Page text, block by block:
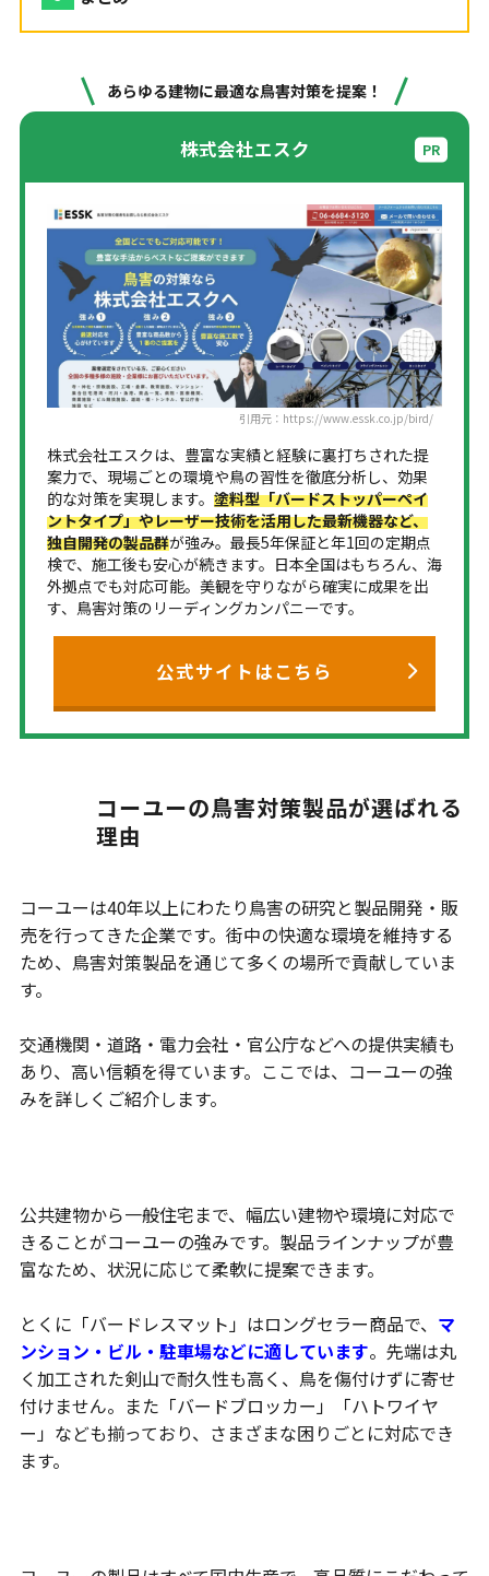
あらゆる建物に最適な鳥害対策を提案！
株式会社エスク
引用元：https://www.essk.co.jp/bird/
株式会社エスクは、豊富な実績と経験に裏打ちされた提
案力で、現場ごとの環境や鳥の習性を徹底分析し、効果
的な対策を実現します。 塗料型「バードストッパーペイ
ントタイプ」やレーザー技術を活用した最新機器など、
独自開発の製品群が強み。最長5年保証と年1回の定期点
検で、施工後も安心が続きます。日本全国はもちろん、海
外拠点でも対応可能。美観を守りながら確実に成果を出
す、鳥害対策のリーディングカンパニーです。
公式サイトはこちら
コーユーの鳥害対策製品が選ばれる
理由
コーユーは40年以上にわたり鳥害の研究と製品開発・販
売を行ってきた企業です。街中の快適な環境を維持する
ため、鳥害対策製品を通じて多くの場所で貢献していま
す。
交通機関・道路・電力会社・官公庁などへの提供実績も
あり、高い信頼を得ています。ここでは、コーユーの強
みを詳しくご紹介します。
公共建物から一般住宅まで、幅広い建物や環境に対応で
きることがコーユーの強みです。製品ラインナップが豊
富なため、状況に応じて柔軟に提案できます。
とくに「バードレスマット」はロングセラー商品で、 マ
ンション・ビル・駐車場などに適しています。先端は丸
く加工された剣山で耐久性も高く、鳥を傷付けずに寄せ
付けません。また「バードブロッカー」「ハトワイヤ
ー」なども揃っており、さまざまな困りごとに対応でき
ます。